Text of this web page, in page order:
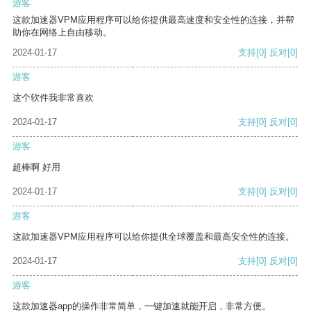
游客
这款加速器VPM应用程序可以给你提供最高速度和安全性的连接，并帮
助你在网络上自由移动。
2024-01-17
支持[0] 反对[0]
游客
这个软件我非常喜欢
2024-01-17 支持[0] 反对[0]
游客
超棒啊 好用
2024-01-17 支持[0] 反对[0]
游客
这款加速器VPM应用程序可以给你提供全球覆盖和最高安全性的连接。
2024-01-17 支持[0] 反对[0]
游客
这款加速器app的操作非常简单，一键加速就能开启，非常方便。